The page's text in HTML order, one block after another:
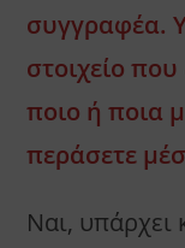
συγγραφέα.
στοιχείο που
ποιο ή ποια
περάσετε
Ναι, υπάρχει